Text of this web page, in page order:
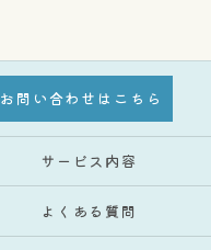
お問い合わせはこちら
サービス内容
よくある質問